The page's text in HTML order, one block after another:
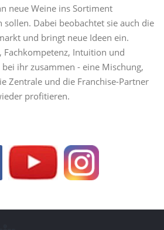
neue Weine ins Sortiment
Dabei beobachtet sie auch die
und bringt neue Ideen ein.
Fachkompetenz, Intuition und
ihr zusammen - eine Mischung,
Zentrale und die Franchise-Partner
profitieren.